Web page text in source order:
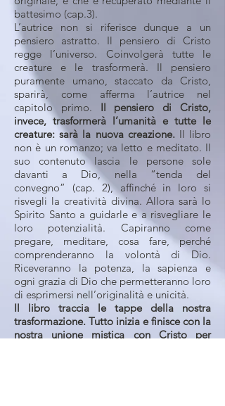
battesimo (cap.3).
L’autrice non si riferisce dunque a un
pensiero astratto. Il pensiero di Cristo
regge l’universo. Coinvolgerà tutte le
creature e le trasformerà. Il pensiero
puramente umano, staccato da Cristo,
sparirà, come afferma l’autrice nel
capitolo primo. Il pensiero di Cristo,
invece, trasformerà l’umanità e tutte le
creature: sarà la nuova creazione. Il libro
non è un romanzo; va letto e meditato. Il
suo contenuto lascia le persone sole
davanti a Dio, nella “tenda del
convegno” (cap. 2), affinché in loro si
risvegli la creatività divina. Allora sarà lo
Spirito Santo a guidarle e a risvegliare le
loro potenzialità. Capiranno come
pregare, meditare, cosa fare, perché
comprenderanno la volontà di Dio.
Riceveranno la potenza, la sapienza e
ogni grazia di Dio che permetteranno loro
di esprimersi nell’originalità e unicità.
Il libro traccia le tappe della nostra
trasformazione. Tutto inizia e finisce con la
nostra unione mistica con Cristo per